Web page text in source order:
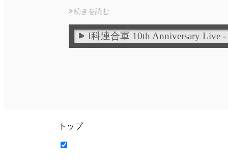
続きを読む
I科連合軍 10th Anniversary Live
トップ